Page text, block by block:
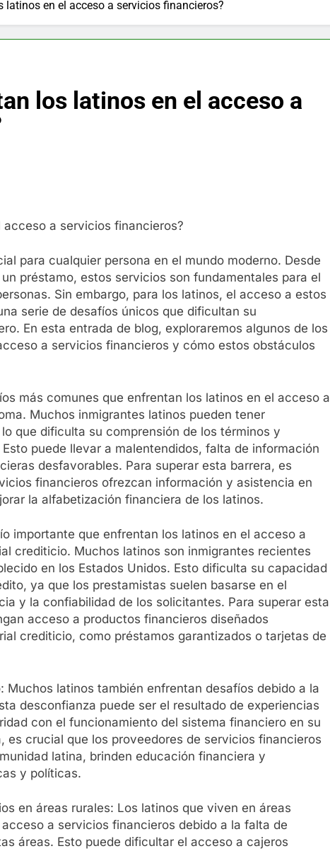
latinos en el acceso a servicios financieros?
los latinos en el acceso a
a servicios financieros?
para cualquier persona en el mundo moderno. Desde
préstamo, estos servicios son fundamentales para el
Sin embargo, para los latinos, el acceso a estos
serie de desafíos únicos que dificultan su
En esta entrada de blog, exploraremos algunos de los
a servicios financieros y cómo estos obstáculos
más comunes que enfrentan los latinos en el acceso a
Muchos inmigrantes latinos pueden tener
que dificulta su comprensión de los términos y
puede llevar a malentendidos, falta de información
desfavorables. Para superar esta barrera, es
financieros ofrezcan información y asistencia en
la alfabetización financiera de los latinos.
importante que enfrentan los latinos en el acceso a
crediticio. Muchos latinos son inmigrantes recientes
en los Estados Unidos. Esto dificulta su capacidad
ya que los prestamistas suelen basarse en el
y la confiabilidad de los solicitantes. Para superar esta
acceso a productos financieros diseñados
crediticio, como préstamos garantizados o tarjetas de
latinos también enfrentan desafíos debido a la
desconfianza puede ser el resultado de experiencias
con el funcionamiento del sistema financiero en su
es crucial que los proveedores de servicios financieros
latina, brinden educación financiera y
y políticas.
en áreas rurales: Los latinos que viven en áreas
a servicios financieros debido a la falta de
áreas. Esto puede dificultar el acceso a cajeros